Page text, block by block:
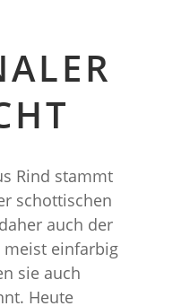
Rind stammt
schottischen
auch der
meist einfarbig
sie auch
Heute